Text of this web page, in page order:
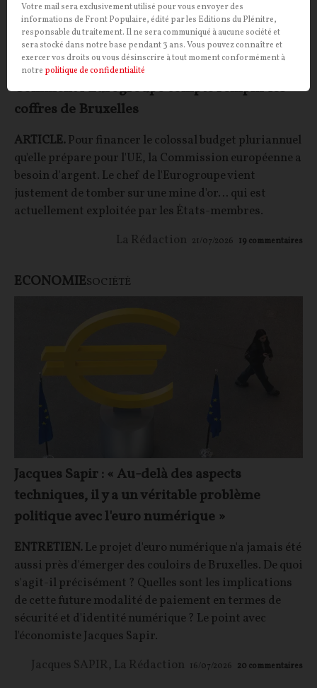
Comment l’Eurogroupe compte remplir les
coffres de Bruxelles
ARTICLE.Pour financer le colossal budget pluriannuel
qu'elle prépare pour l'UE, la Commission européenne a
besoin d'argent. Le chef de l'Eurogroupe vient
justement de tomber sur une mine d'or… qui est
actuellement exploitée par les États-membres.
La Rédaction 21/07/2026 19 commentaires
ECONOMIESOCIÉTÉ
Jacques Sapir : « Au-delà des aspects
techniques, il y a un véritable problème
politique avec l'euro numérique »
ENTRETIEN.Le projet d'euro numérique n'a jamais été
aussi près d'émerger des couloirs de Bruxelles. De quoi
s'agit-il précisément ? Quelles sont les implications
de cette future modalité de paiement en termes de
sécurité et d'identité numérique ? Le point avec
l'économiste Jacques Sapir.
Jacques SAPIR, La Rédaction 16/07/2026 20 commentaires
Votre mail sera exclusivement utilisé pour vous envoyer des
informations de Front Populaire, édité par les Editions du Plénitre,
responsable du traitement. Il ne sera communiqué à aucune société et
sera stocké dans notre base pendant 3 ans. Vous pouvez connaître et
exercer vos droits ou vous désinscrire à tout moment conformément à
notre politique de confidentialité